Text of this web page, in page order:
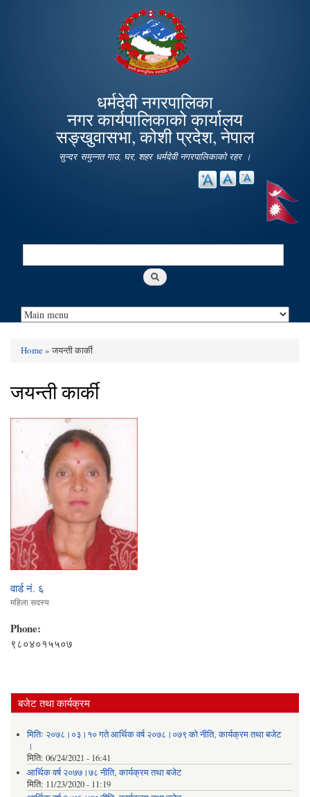
main
content
धर्मदेवी नगरपालिका
नगर कार्यपालिकाको कार्यालय
सङ्खुवासभा, कोशी प्रदेश, नेपाल
सुन्दर समुन्नत गाउ, घर, शहर धर्मदेवी नगरपालिकाको रहर ।
Search
Home» जयन्ती कार्की
जयन्ती कार्की
वार्ड नं. ६
महिला सदस्य
Phone:
९८०४०१५५०७
बजेट तथा कार्यक्रम
मितिः २०७८।०३।१० गते आर्थिक वर्ष २०७८।०७९ को नीति‚ कार्यक्रम तथा बजेट
।
मिति: 06/24/2021 - 16:41
आर्थिक वर्ष २०७७।७८ नीति‚ कार्यक्रम तथा बजेट
मिति: 11/23/2020 - 11:19